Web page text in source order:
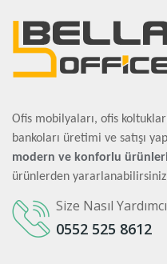
Ofis mobilyaları, ofis
bankoları üretimi ve satışı
modern ve konforlu
ürünlerden
Size Nasıl
0552 525 8612